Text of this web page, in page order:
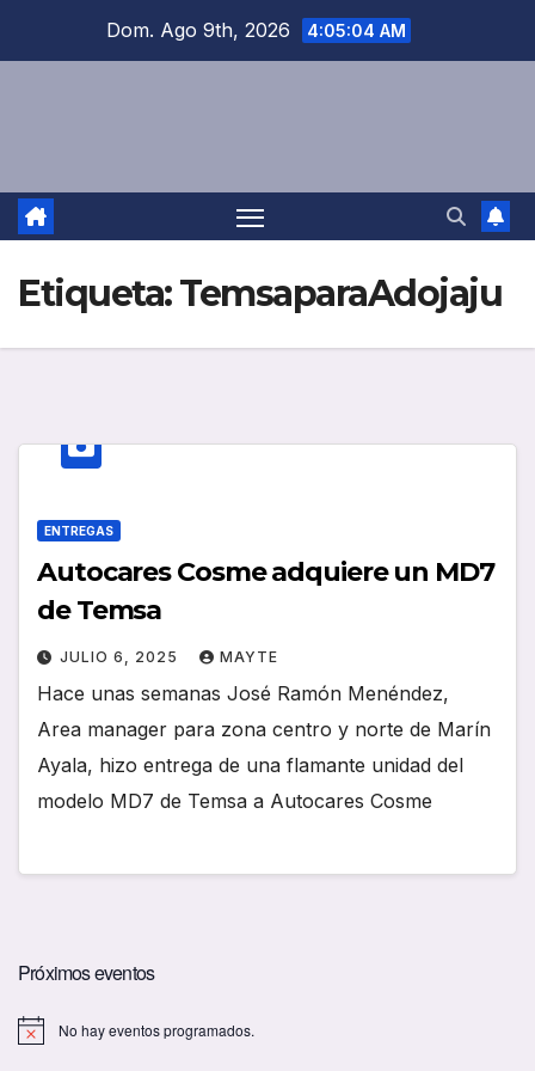
Dom. Ago 9th, 2026 4:05:05 AM
Etiqueta:TemsaparaAdojaju
ENTREGAS
Autocares Cosme adquiere un MD7
de Temsa
JULIO 6, 2025 MAYTE
Hace unas semanas José Ramón Menéndez,
Area manager para zona centro y norte de Marín
Ayala, hizo entrega de una flamante unidad del
modelo MD7 de Temsa a Autocares Cosme
Próximos eventos
No hay eventos programados.